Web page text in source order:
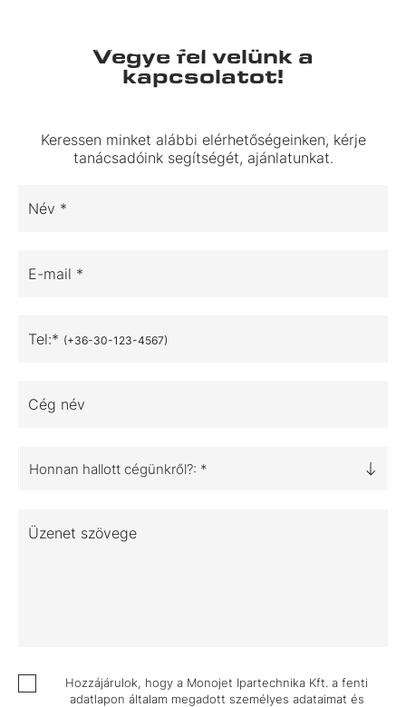
Vegye fel velünk a
kapcsolatot!
Keressen minket alábbi elérhetőségeinken, kérje
tanácsadóink segítségét, ajánlatunkat.
Név *
E-mail *
Tel:* (+36-30-123-4567)
Cég név
Honnan hallott cégünkről?: *
Üzenet szövege
Hozzájárulok, hogy a Monojet Ipartechnika Kft. a fenti
adatlapon általam megadott személyes adataimat és